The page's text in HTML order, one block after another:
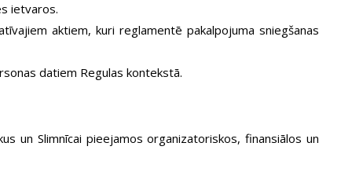
ietvaros.
aktiem, kuri reglamentē pakalpojuma sniegšanas
datiem Regulas kontekstā.
un Slimnīcai pieejamos organizatoriskos, finansiālos un